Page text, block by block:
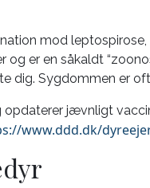
mod
er en såkaldt
dig. Sygdommen er
jævnligt
www.ddd.dk/